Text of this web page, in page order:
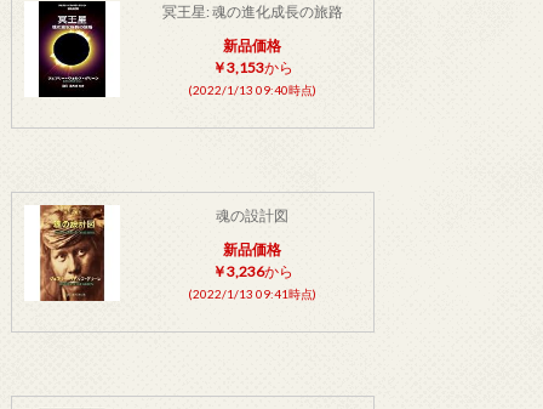
冥王星: 魂の進化成長の旅路
新品価格
￥3,153から
(2022/1/13 09:40時点)
魂の設計図
新品価格
￥3,236から
(2022/1/13 09:41時点)